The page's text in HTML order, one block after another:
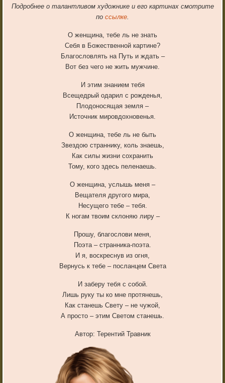
Подробнее о талантливом художнике и его картинах смотрите
по ссылке.
О женщина, тебе ль не знать
Себя в Божественной картине?
Благословлять на Путь и ждать –
Вот без чего не жить мужчине.
И этим знанием тебя
Всещедрый одарил с рожденья,
Плодоносящая земля –
Источник мировдохновенья.
О женщина, тебе ль не быть
Звездою страннику, коль знаешь,
Как силы жизни сохранить
Тому, кого здесь пеленаешь.
О женщина, услышь меня –
Вещателя другого мира,
Несущего тебе – тебя.
К ногам твоим склоняю лиру –
Прошу, благослови меня,
Поэта – странника-поэта.
И я, воскреснув из огня,
Вернусь к тебе – посланцем Света
И заберу тебя с собой.
Лишь руку ты ко мне протянешь,
Как станешь Свету – не чужой,
А просто – этим Светом станешь.
Автор: Терентий Травник